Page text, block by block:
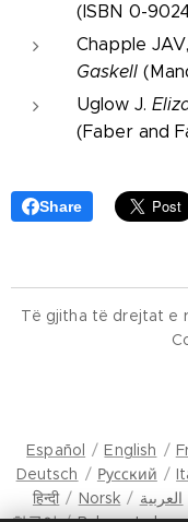
(ISBN 0-
Chapple
Gaskell
Uglow J.
(Faber and
Share
Të gjitha të drejtat e
Español
English
Deutsch
Русский
हिन्दी
Norsk العربية